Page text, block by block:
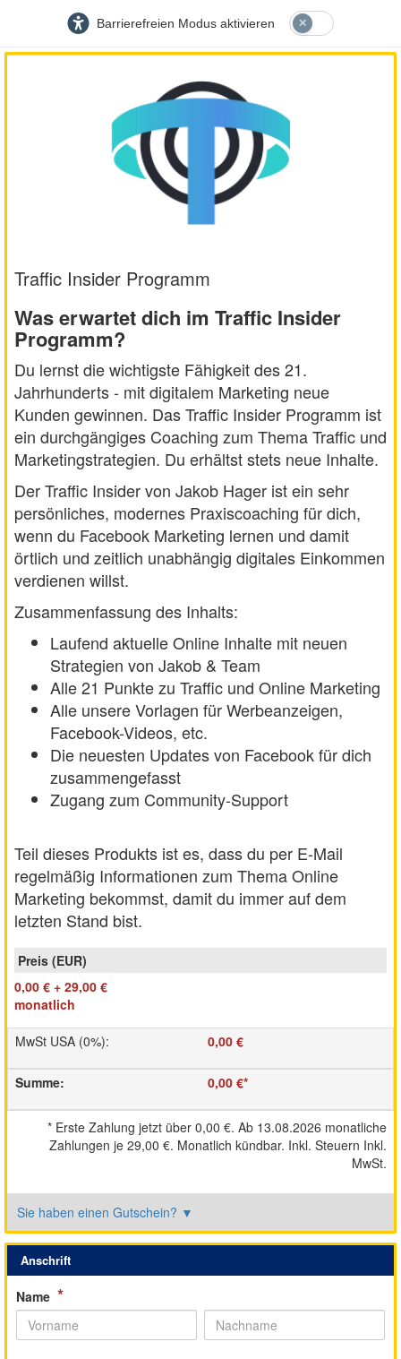
Barrierefreien Modus aktivieren
Traffic Insider Programm
Was erwartet dich im Traffic Insider
Programm?
Du lernst die wichtigste Fähigkeit des 21.
Jahrhunderts - mit digitalem Marketing neue
Kunden gewinnen. Das Traffic Insider Programm ist
ein durchgängiges Coaching zum Thema Traffic und
Marketingstrategien. Du erhältst stets neue Inhalte.
Der Traffic Insider von Jakob Hager ist ein sehr
persönliches, modernes Praxiscoaching für dich,
wenn du Facebook Marketing lernen und damit
örtlich und zeitlich unabhängig digitales Einkommen
verdienen willst.
Zusammenfassung des Inhalts:
Laufend aktuelle Online Inhalte mit neuen
Strategien von Jakob & Team
Alle 21 Punkte zu Traffic und Online Marketing
Alle unsere Vorlagen für Werbeanzeigen,
Facebook-Videos, etc.
Die neuesten Updates von Facebook für dich
zusammengefasst
Zugang zum Community-Support
Teil dieses Produkts ist es, dass du per E-Mail
regelmäßig Informationen zum Thema Online
Marketing bekommst, damit du immer auf dem
letzten Stand bist.
0,00 € + 29,00 €
monatlich
MwSt USA (0%): 0,00 €
Summe: 0,00 €*
* Erste Zahlung jetzt über 0,00 €. Ab 13.08.2026 monatliche
Zahlungen je 29,00 €. Monatlich kündbar. Inkl. Steuern Inkl.
MwSt.
Sie haben einen Gutschein? ▼
Anschrift
Name *